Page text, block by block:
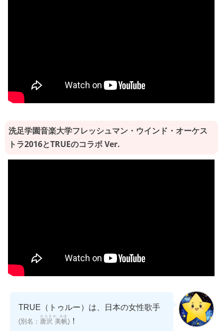
洗足学園音楽大学フレッシュマン・ウインド・オーケス
トラ2016とTRUEのコラボ Ver.
TRUE（トゥルー）は、日本の女性歌手
(別名： 唐沢 美帆
からさわ みほ
) ！